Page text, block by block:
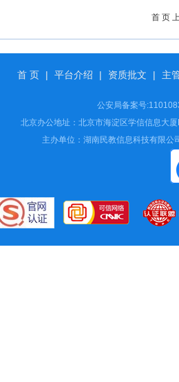
首 页
首 页 | 平台介绍 | 资质批文 | 主
公安局备案号
北京办公地址：北京市海淀区学信信息大
主办单位：湖南民教信息科技有限